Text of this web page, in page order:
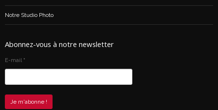
Notre Studio Photo
Abonnez-vous à notre newsletter
E-mail *